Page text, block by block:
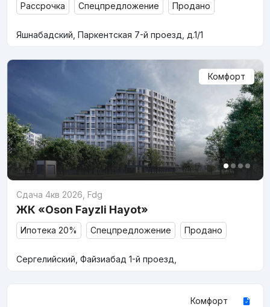
Рассрочка Спецпредложение Продано
Яшнабадский, Паркентская 7-й проезд, д.1/1
Комфорт
Сдача 4кв 2026 Fdg
ЖК «Oson Fayzli Hayot»
Ипотека 20% Спецпредложение Продано
Сергелийский, Файзиабад 1-й проезд,
Комфорт